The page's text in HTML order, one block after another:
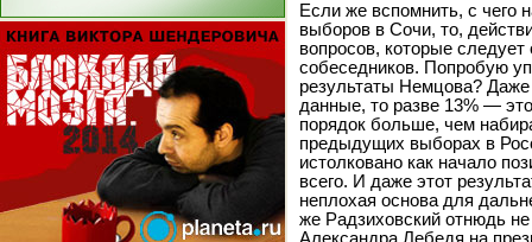
Если же вспомнить, с чего
выборов в Сочи, то,
вопросов, которые
собеседников. Попробую
результаты Немцова?
данные, то разве 13% —
порядок больше, чем
предыдущих выборах в
истолковано как начало
всего. И даже этот
неплохая основа для
же Радзиховский отнюдь не